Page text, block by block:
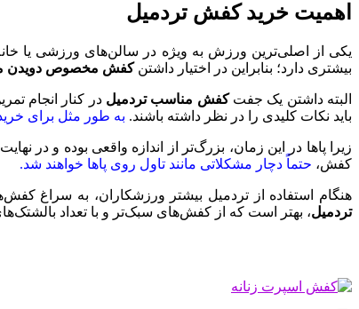
اهمیت خرید کفش تردمیل
یکی از اصلی‌ترین ورزش به ویژه در سالن‌های ورزشی یا
بیشتری دارد؛ بنابراین در اختیار داشتنکفش مخصوص دویدن
البته داشتن یک جفتکفش مناسب تردمیل در کنار انجام
باید نکات کلیدی را در نظر داشته باشند. به طور مثل برای
زیرا پا‌ها در این زمان، بزرگ‌تر از اندازه واقعی بوده و
کفش، حتماً دچار مشکلاتی مانند تاول روی پا‌ها خواهند شد.
هنگام استفاده از تردمیل بیشتر ورزشکاران، به سراغ
تردمیل، بهتر است که از کفش‌های سبک‌تر و با تعداد